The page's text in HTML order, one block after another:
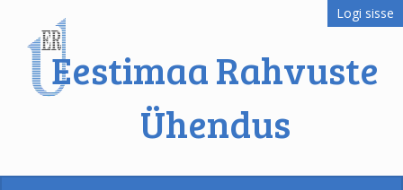
Logi sisse
Eestimaa Rahvuste
Ühendus